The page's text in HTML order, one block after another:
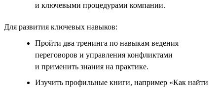
и ключевыми процедурами компании.
Для развития ключевых навыков:
Пройти два тренинга по навыкам ведения
переговоров и управления конфликтами
и применить знания на практике.
Изучить профильные книги, например «Как найти